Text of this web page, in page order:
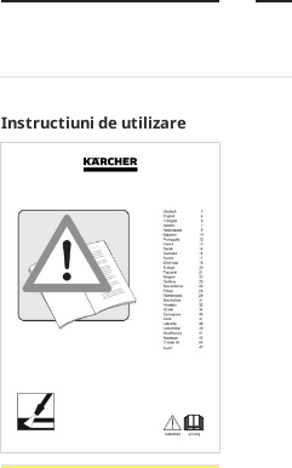
Instructiuni de utilizare